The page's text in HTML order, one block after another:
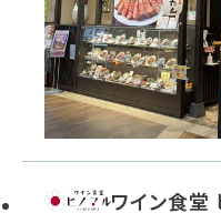
ワイン食堂